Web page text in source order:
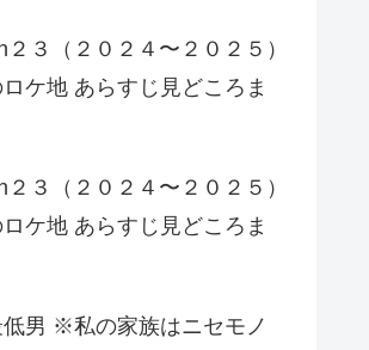
３（２０２４〜２０２５）
ケ地 あらすじ見どころま
３（２０２４〜２０２５）
ケ地 あらすじ見どころま
低男 ※私の家族はニセモノ